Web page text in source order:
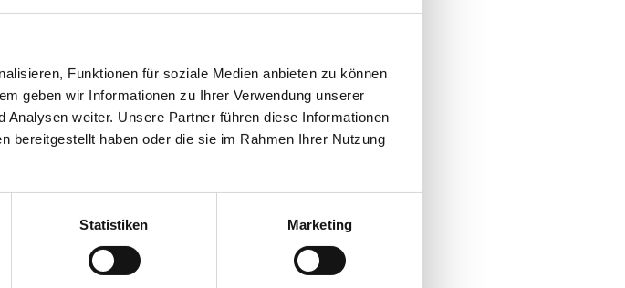
Funktionen für soziale Medien anbieten zu können
geben wir Informationen zu Ihrer Verwendung unserer
weiter. Unsere Partner führen diese Informationen
bereitgestellt haben oder die sie im Rahmen Ihrer Nutzung
Statistiken Marketing